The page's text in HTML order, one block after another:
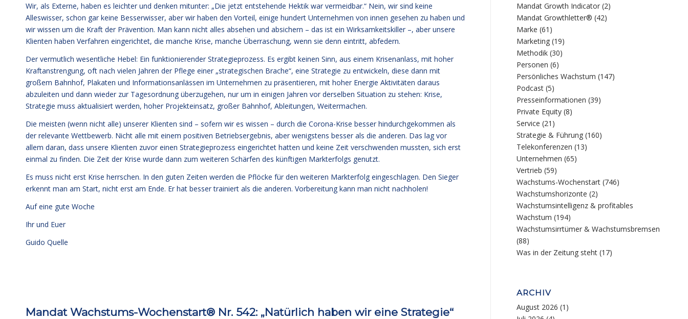
Wir, als Externe, haben es leichter und denken mitunter: „Die jetzt entstehende Hektik war vermeidbar.“ Nein, wir sind keine
Alleswisser, schon gar keine Besserwisser, aber wir haben den Vorteil, einige hundert Unternehmen von innen gesehen zu haben und
wir wissen um die Kraft der Prävention. Man kann nicht alles absehen und absichern – das ist ein Wirksamkeitskiller –, aber unsere
Klienten haben Verfahren eingerichtet, die manche Krise, manche Überraschung, wenn sie denn eintritt, abfedern.
Der vermutlich wesentliche Hebel: Ein funktionierender Strategieprozess. Es ergibt keinen Sinn, aus einem Krisenanlass, mit hoher
Kraftanstrengung, oft nach vielen Jahren der Pflege einer „strategischen Brache“, eine Strategie zu entwickeln, diese dann mit
großem Bahnhof, Plakaten und Informationsanlässen im Unternehmen zu präsentieren, mit hoher Energie Aktivitäten daraus
abzuleiten und dann wieder zur Tagesordnung überzugehen, nur um in einigen Jahren vor derselben Situation zu stehen: Krise,
Strategie muss aktualisiert werden, hoher Projekteinsatz, großer Bahnhof, Ableitungen, Weitermachen.
Die meisten (wenn nicht alle) unserer Klienten sind – sofern wir es wissen – durch die Corona-Krise besser hindurchgekommen als
der relevante Wettbewerb. Nicht alle mit einem positiven Betriebsergebnis, aber wenigstens besser als die anderen. Das lag vor
allem daran, dass unsere Klienten zuvor einen Strategieprozess eingerichtet hatten und keine Zeit verschwenden mussten, sich erst
einmal zu finden. Die Zeit der Krise wurde dann zum weiteren Schärfen des künftigen Markterfolgs genutzt.
Es muss nicht erst Krise herrschen. In den guten Zeiten werden die Pflöcke für den weiteren Markterfolg eingeschlagen. Den Sieger
erkennt man am Start, nicht erst am Ende. Er hat besser trainiert als die anderen. Vorbereitung kann man nicht nachholen!
Auf eine gute Woche
Ihr und Euer
Guido Quelle
Mandat Wachstums-Wochenstart® Nr. 542: „Natürlich haben wir eine Strategie“
Mandat Growth Indicator (2)
Mandat Growthletter® (42)
Marke (61)
Marketing (19)
Methodik (30)
Personen (6)
Persönliches Wachstum (147)
Podcast (5)
Presseinformationen (39)
Private Equity (8)
Service (21)
Strategie & Führung (160)
Telekonferenzen (13)
Unternehmen (65)
Vertrieb (59)
Wachstums-Wochenstart (746)
Wachstumshorizonte (2)
Wachstumsintelligenz & profitables
Wachstum (194)
Wachstumsirrtümer & Wachstumsbremsen
(88)
Was in der Zeitung steht (17)
ARCHIV
August 2026 (1)